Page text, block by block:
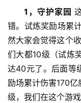
1，守护家园
错。试炼奖励场累
然大家会觉得这个
们大都10级（试炼
达40元了。后面等
励场累计伤害170
级，我们在这个游